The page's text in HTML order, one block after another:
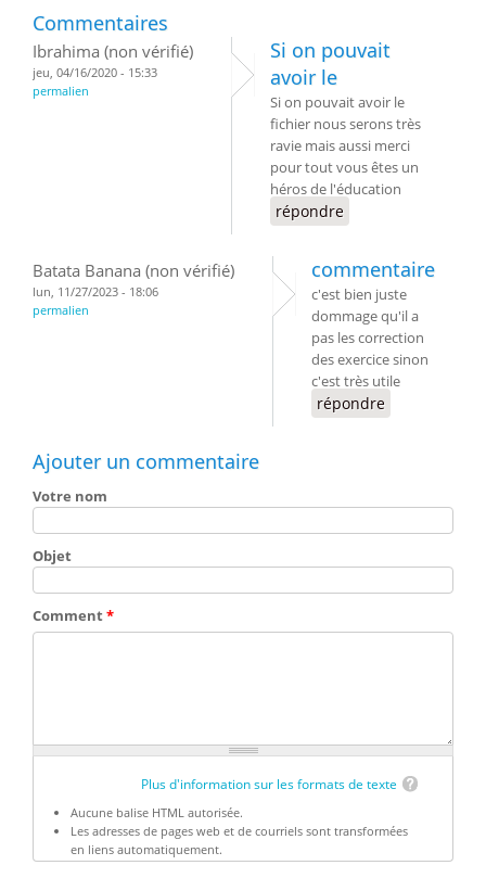
Commentaires
Ibrahima (non vérifié)
jeu, 04/16/2020 - 15:33
permalien
Si on pouvait
avoir le
Si on pouvait avoir le
fichier nous serons très
ravie mais aussi merci
pour tout vous êtes un
héros de l'éducation
répondre
Batata Banana (non vérifié)
lun, 11/27/2023 - 18:06
permalien
commentaire
c'est bien juste
dommage qu'il a
pas les correction
des exercice sinon
c'est très utile
répondre
Ajouter un commentaire
Votre nom
Objet
Comment*
Plus d'information sur les formats de texte
Aucune balise HTML autorisée.
Les adresses de pages web et de courriels sont transformées
en liens automatiquement.